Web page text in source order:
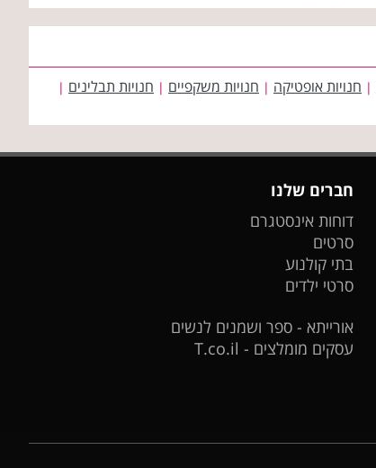
| חנויות אופטיקה | חנויות משקפיים | חנויות תבלינים |
חברים שלנו
דוחות אינסטגרם
סרטים
בתי קולנוע
סרטי ילדים
אורייתא - ספר ושמנים לנשים
עסקים מומלצים - T.co.il